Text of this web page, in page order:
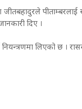
पीताम्बरलाई
दिए ।
नियन्त्रणमा लिएको छ ।